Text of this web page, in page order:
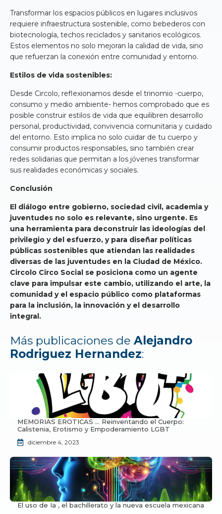
Transformar los espacios públicos en lugares inclusivos
requiere infraestructura sostenible, como bebederos con
biotecnología, techos reciclados y sanitarios ecológicos.
Estos elementos no solo mejoran la calidad de vida, sino
que refuerzan la conexión entre comunidad y entorno.
Estilos de vida sostenibles:
Desde Circolo, reflexionamos desde el trinomio -cuerpo,
consumo y medio ambiente- hemos comprobado que es
posible construir estilos de vida que equilibren desarrollo
personal, productividad, convivencia comunitaria y cuidado
del entorno. Esto implica no solo cuidar de tu cuerpo y
consumir productos responsables, sino también crear
redes solidarias que permitan a los jóvenes transformar
sus realidades económicas y sociales.
Conclusión
El diálogo entre gobierno, sociedad civil, academia y
juventudes no solo es relevante, sino urgente. Es
una herramienta para deconstruir las ideologías del
privilegio y del esfuerzo, y para diseñar políticas
públicas sostenibles que atiendan las realidades
diversas de las juventudes en la Ciudad de México.
Circolo Circo Social se posiciona como un agente
clave para impulsar este cambio, utilizando el arte, la
comunidad y el espacio público como plataformas
para la inclusión, la innovación y el desarrollo
integral.
Más publicaciones de Alejandro
Rodriguez Hernandez:
MEMORIAS EROTICAS … Reinventando el Cuerpo:
Calistenia, Erotismo y Empoderamiento LGBT
diciembre 4, 2023
El uso de Ia , el bachillerato y la nueva escuela mexicana